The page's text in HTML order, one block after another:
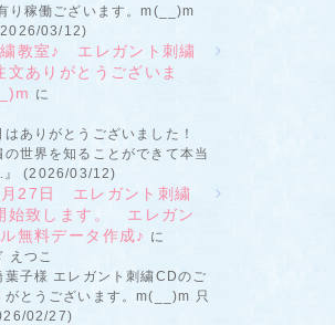
り稼働ございます。m(__)m
03/12)
繍教室♪ エレガント刺繍
文ありがとうございま
に
はありがとうございました！
の世界を知ることができて本当
』 (2026/03/12)
27日 エレガント刺繍
始致します。 エレガン
無料データ作成♪ に
えつこ
葉子様 エレガント刺繍CDのご
がとうございます。m(__)m 只
02/27)